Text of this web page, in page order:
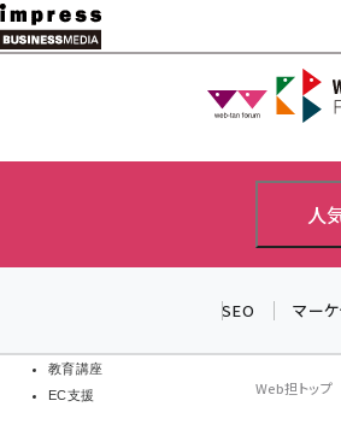
メ
イ
教育講座
EC支援
人
SEO マー
Web担トップ